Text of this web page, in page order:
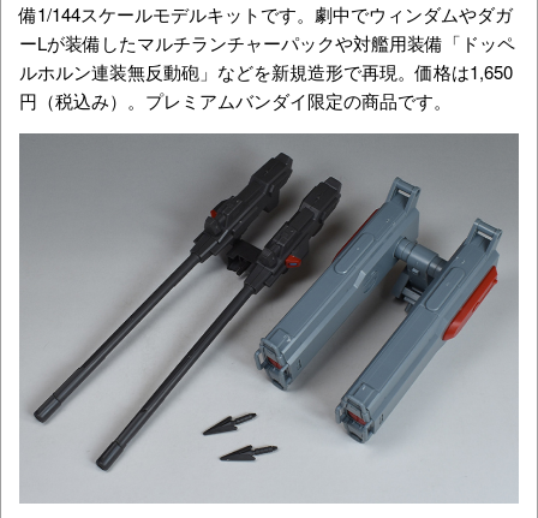
備1/144スケールモデルキットです。劇中でウィンダムやダガ
ーLが装備したマルチランチャーパックや対艦用装備「ドッペ
ルホルン連装無反動砲」などを新規造形で再現。価格は1,650
円（税込み）。プレミアムバンダイ限定の商品です。